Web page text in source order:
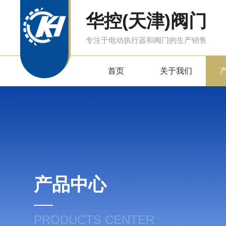
华控(天津)阀门
专注于电动执行器和阀门的生产销售
首页 关于我们
产品中心
PRODUCTS CENTER